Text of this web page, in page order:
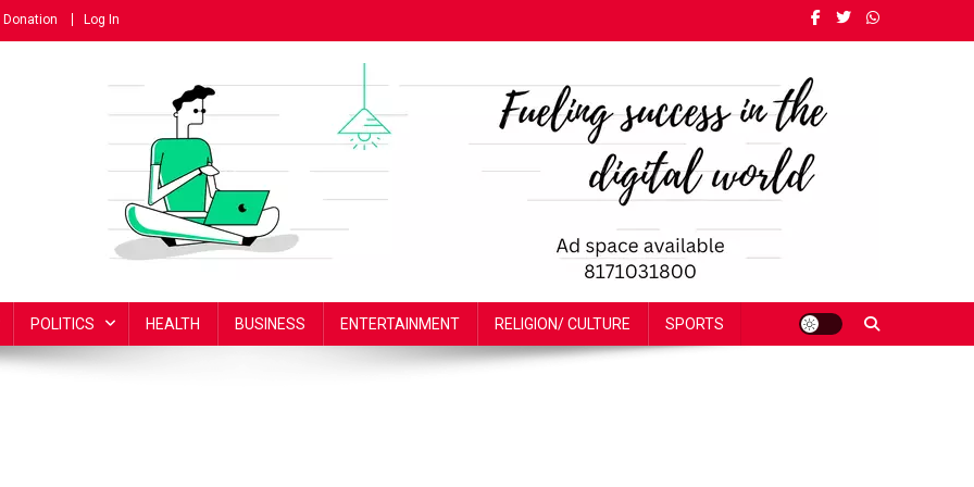
Donation Log In
POLITICS HEALTH BUSINESS ENTERTAINMENT RELIGION/ CULTURE SPORTS